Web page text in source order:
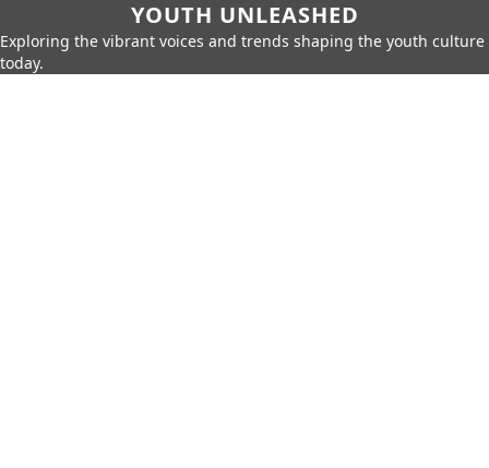
YOUTH UNLEASHED
Exploring the vibrant voices and trends shaping the youth culture
today.